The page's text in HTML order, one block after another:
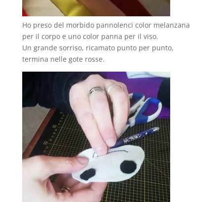
Ho preso del morbido pannolenci color melanzana
per il corpo e uno color panna per il viso.
Un grande sorriso, ricamato punto per punto,
termina nelle gote rosse.